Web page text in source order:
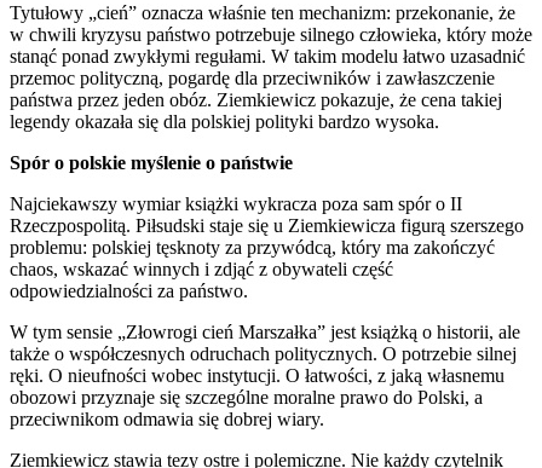
Tytułowy „cień” oznacza właśnie ten mechanizm: przekonanie, że
w chwili kryzysu państwo potrzebuje silnego człowieka, który może
stanąć ponad zwykłymi regułami. W takim modelu łatwo uzasadnić
przemoc polityczną, pogardę dla przeciwników i zawłaszczenie
państwa przez jeden obóz. Ziemkiewicz pokazuje, że cena takiej
legendy okazała się dla polskiej polityki bardzo wysoka.
Spór o polskie myślenie o państwie
Najciekawszy wymiar książki wykracza poza sam spór o II
Rzeczpospolitą. Piłsudski staje się u Ziemkiewicza figurą szerszego
problemu: polskiej tęsknoty za przywódcą, który ma zakończyć
chaos, wskazać winnych i zdjąć z obywateli część
odpowiedzialności za państwo.
W tym sensie „Złowrogi cień Marszałka” jest książką o historii, ale
także o współczesnych odruchach politycznych. O potrzebie silnej
ręki. O nieufności wobec instytucji. O łatwości, z jaką własnemu
obozowi przyznaje się szczególne moralne prawo do Polski, a
przeciwnikom odmawia się dobrej wiary.
Ziemkiewicz stawia tezy ostre i polemiczne. Nie każdy czytelnik